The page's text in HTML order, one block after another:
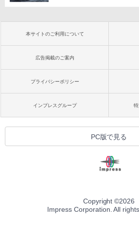
本サイトのご利用について
広告掲載のご案内
プライバシーポリシー
インプレスグループ
PC版で見る
Copyright ©2026
Impress Corporation. All